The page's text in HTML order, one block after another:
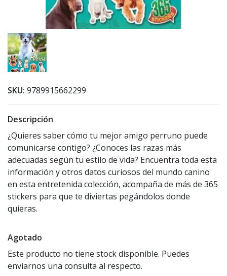
SKU: 9789915662299
Descripción
¿Quieres saber cómo tu mejor amigo perruno puede
comunicarse contigo? ¿Conoces las razas más
adecuadas según tu estilo de vida? Encuentra toda esta
información y otros datos curiosos del mundo canino
en esta entretenida colección, acompaña de más de 365
stickers para que te diviertas pegándolos donde
quieras.
Agotado
Este producto no tiene stock disponible. Puedes
enviarnos una consulta al respecto.